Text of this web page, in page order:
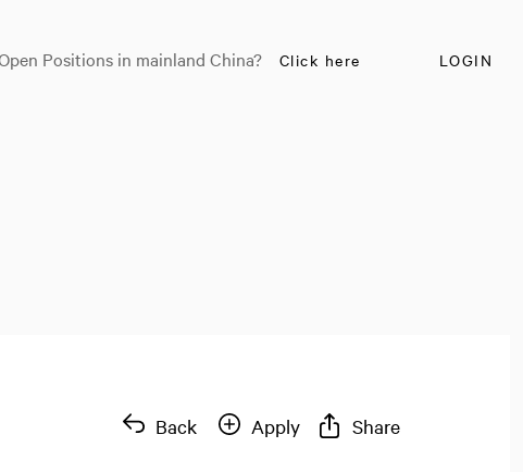
LOGIN
Positions in mainland China? Click here
Back Apply Share